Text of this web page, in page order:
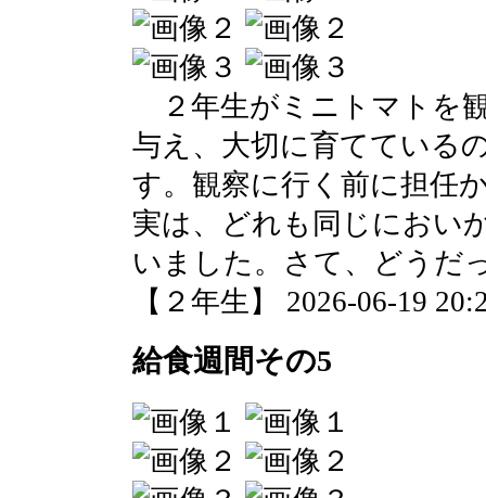
２年生がミニトマトを
与え、大切に育てている
す。観察に行く前に担任
実は、どれも同じにおい
いました。さて、どうだ
【２年生】 2026-06-19
給食週間その5